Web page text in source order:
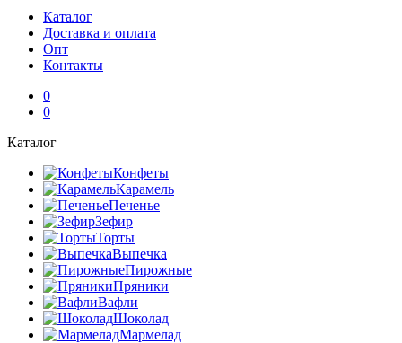
Каталог
Доставка и оплата
Опт
Контакты
0
0
Каталог
Конфеты
Карамель
Печенье
Зефир
Торты
Выпечка
Пирожные
Пряники
Вафли
Шоколад
Мармелад